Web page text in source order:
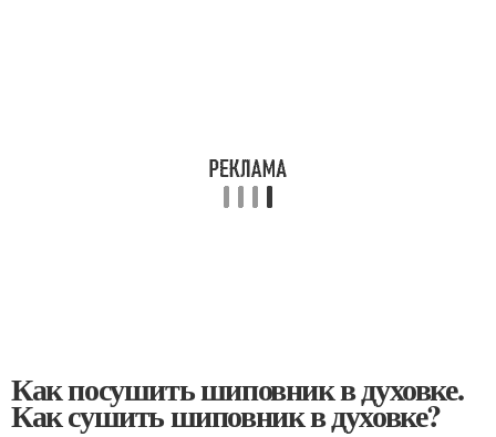
Как посушить шиповник в духовке.
Как сушить шиповник в духовке?